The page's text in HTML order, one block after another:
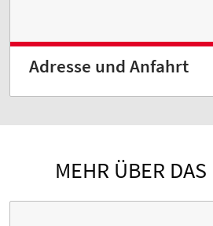
Adresse und Anfahrt
MEHR ÜBER